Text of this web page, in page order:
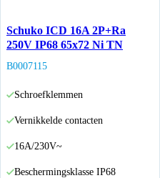
Schuko ICD 16A 2P+Ra
250V IP68 65x72 Ni TN
B0007115
Schroefklemmen
Vernikkelde contacten
16A/230V~
Beschermingsklasse IP68